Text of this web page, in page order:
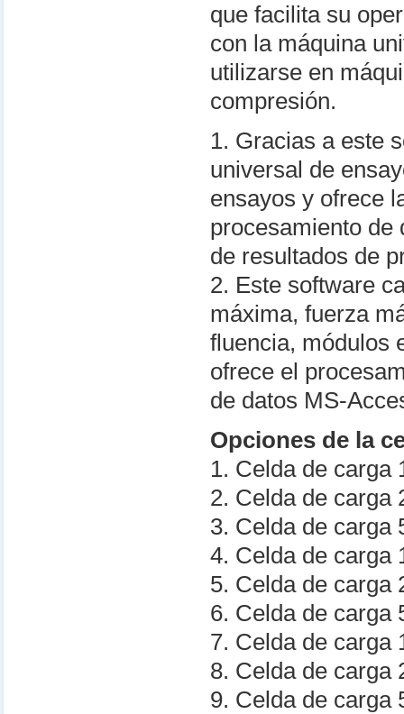
que facilita su
con la máquina
utilizarse en
compresión.
1. Gracias a este
universal de
ensayos y ofrece
procesamiento de
de resultados de
2. Este software
máxima, fuerza
fluencia, módulos
ofrece el
de datos MS-
Opciones de la
1. Celda de carga
2. Celda de carga
3. Celda de carga
4. Celda de carga
5. Celda de carga
6. Celda de carga
7. Celda de carga
8. Celda de carga
9. Celda de carga